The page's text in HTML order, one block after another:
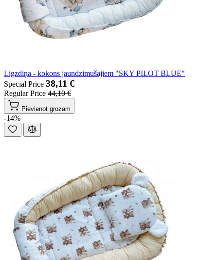
Ligzdiņa - kokons jaundzimušajiem "SKY PILOT BLUE"
Special Price 38,11 €
Regular Price 44,10 €
Pievienot grozam
-14%